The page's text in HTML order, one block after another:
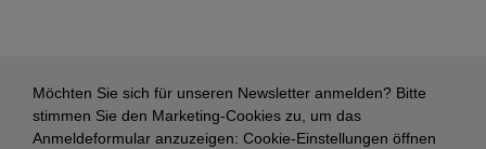
Möchten Sie sich für unseren Newsletter anmelden? Bitte
stimmen Sie den Marketing-Cookies zu, um das
Anmeldeformular anzuzeigen: Cookie-Einstellungen öffnen